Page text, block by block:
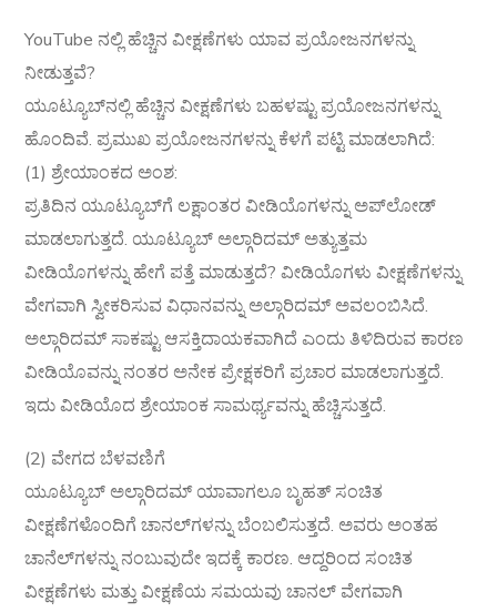
YouTube ನಲ್ಲಿ ಹೆಚ್ಚಿನ ವೀಕ್ಷಣೆಗಳು ಯಾವ ಪ್ರಯೋಜನಗಳನ್ನು
ನೀಡುತ್ತವೆ?
ಯೂಟ್ಯೂಬ್‌ನಲ್ಲಿ ಹೆಚ್ಚಿನ ವೀಕ್ಷಣೆಗಳು ಬಹಳಷ್ಟು ಪ್ರಯೋಜನಗಳನ್ನು
ಹೊಂದಿವೆ. ಪ್ರಮುಖ ಪ್ರಯೋಜನಗಳನ್ನು ಕೆಳಗೆ ಪಟ್ಟಿ ಮಾಡಲಾಗಿದೆ:
(1) ಶ್ರೇಯಾಂಕದ ಅಂಶ:
ಪ್ರತಿದಿನ ಯೂಟ್ಯೂಬ್‌ಗೆ ಲಕ್ಷಾಂತರ ವೀಡಿಯೊಗಳನ್ನು ಅಪ್‌ಲೋಡ್
ಮಾಡಲಾಗುತ್ತದೆ. ಯೂಟ್ಯೂಬ್ ಅಲ್ಗಾರಿದಮ್ ಅತ್ಯುತ್ತಮ
ವೀಡಿಯೊಗಳನ್ನು ಹೇಗೆ ಪತ್ತೆ ಮಾಡುತ್ತದೆ? ವೀಡಿಯೊಗಳು ವೀಕ್ಷಣೆಗಳನ್ನು
ವೇಗವಾಗಿ ಸ್ವೀಕರಿಸುವ ವಿಧಾನವನ್ನು ಅಲ್ಗಾರಿದಮ್ ಅವಲಂಬಿಸಿದೆ.
ಅಲ್ಗಾರಿದಮ್ ಸಾಕಷ್ಟು ಆಸಕ್ತಿದಾಯಕವಾಗಿದೆ ಎಂದು ತಿಳಿದಿರುವ ಕಾರಣ
ವೀಡಿಯೊವನ್ನು ನಂತರ ಅನೇಕ ಪ್ರೇಕ್ಷಕರಿಗೆ ಪ್ರಚಾರ ಮಾಡಲಾಗುತ್ತದೆ.
ಇದು ವೀಡಿಯೊದ ಶ್ರೇಯಾಂಕ ಸಾಮರ್ಥ್ಯವನ್ನು ಹೆಚ್ಚಿಸುತ್ತದೆ.
(2) ವೇಗದ ಬೆಳವಣಿಗೆ
ಯೂಟ್ಯೂಬ್ ಅಲ್ಗಾರಿದಮ್ ಯಾವಾಗಲೂ ಬೃಹತ್ ಸಂಚಿತ
ವೀಕ್ಷಣೆಗಳೊಂದಿಗೆ ಚಾನಲ್‌ಗಳನ್ನು ಬೆಂಬಲಿಸುತ್ತದೆ. ಅವರು ಅಂತಹ
ಚಾನೆಲ್‌ಗಳನ್ನು ನಂಬುವುದೇ ಇದಕ್ಕೆ ಕಾರಣ. ಆದ್ದರಿಂದ ಸಂಚಿತ
ವೀಕ್ಷಣೆಗಳು ಮತ್ತು ವೀಕ್ಷಣೆಯ ಸಮಯವು ಚಾನಲ್ ವೇಗವಾಗಿ